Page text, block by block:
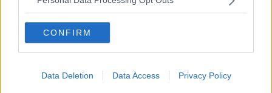
CONFIRM
Data Deletion Data Access Privacy Policy
Basta cliccareQUI
Ti potrebbe interessare anche:
Articoli dal Blog “Racconti della domenica” di Marco Celati
La controversia degli azzimi